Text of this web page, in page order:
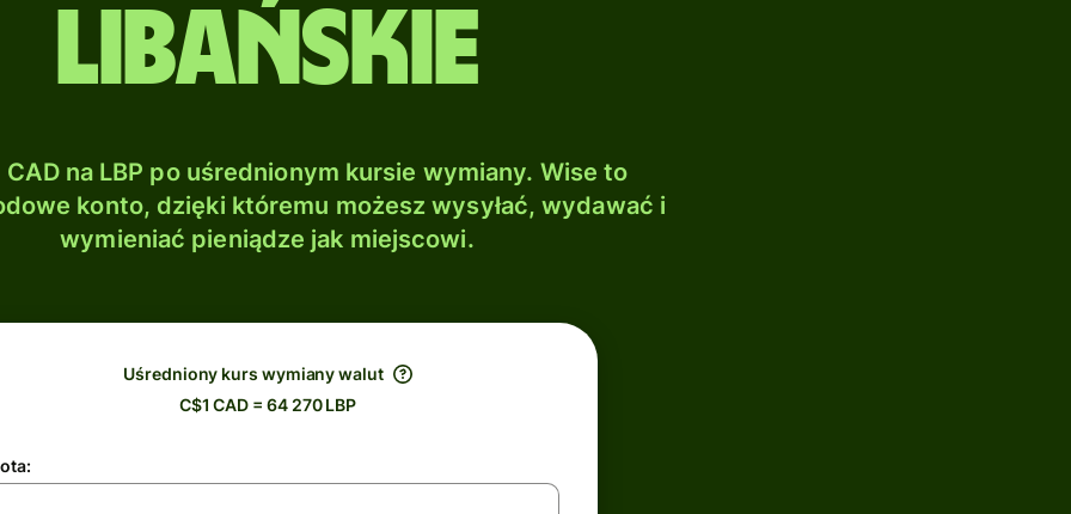
libańskie
na LBP po uśrednionym kursie wymiany. Wise to
konto, dzięki któremu możesz wysyłać, wydawać i
wymieniać pieniądze jak miejscowi.
Uśredniony kurs wymiany walut
C$1 CAD = 64 270 LBP